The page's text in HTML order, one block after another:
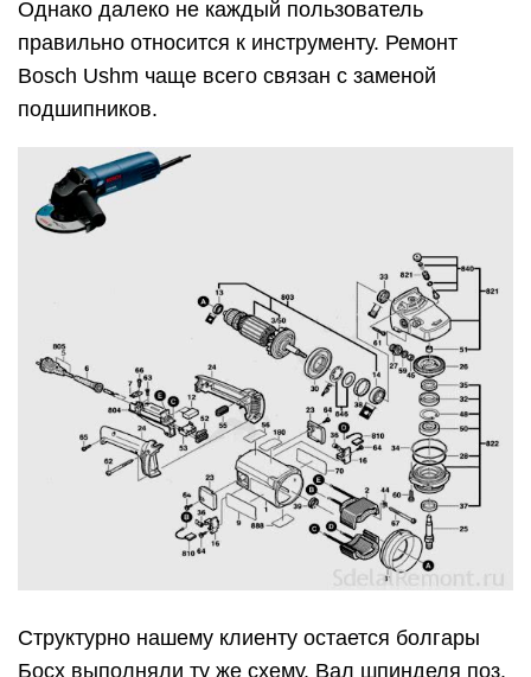
Однако далеко не каждый пользователь
правильно относится к инструменту. Ремонт
Bosch Ushm чаще всего связан с заменой
подшипников.
Структурно нашему клиенту остается болгары
Босх выполняли ту же схему. Вал шпинделя поз.